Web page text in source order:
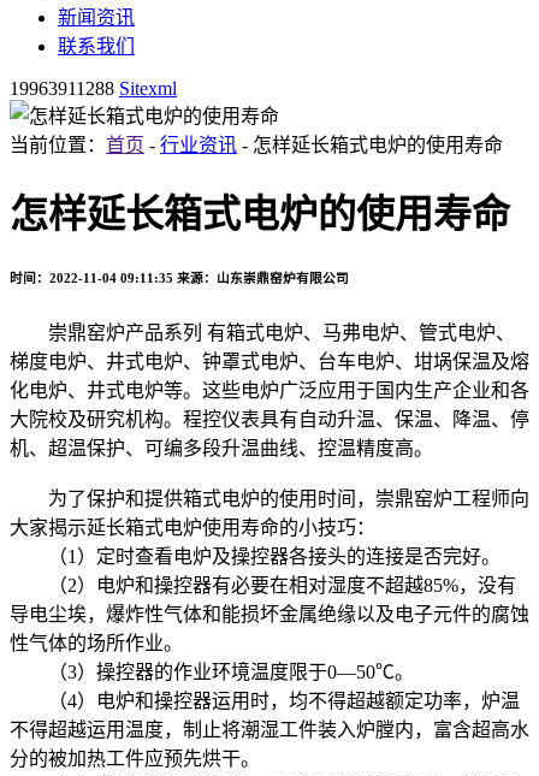
新闻资讯
联系我们
19963911288 Sitexml
当前位置： 首页 - 行业资讯 - 怎样延长箱式电炉的使用寿命
怎样延长箱式电炉的使用寿命
时间：2022-11-04 09:11:35 来源：山东崇鼎窑炉有限公司
崇鼎窑炉产品系列 有箱式电炉、马弗电炉、管式电炉、
梯度电炉、井式电炉、钟罩式电炉、台车电炉、坩埚保温及熔
化电炉、井式电炉等。这些电炉广泛应用于国内生产企业和各
大院校及研究机构。程控仪表具有自动升温、保温、降温、停
机、超温保护、可编多段升温曲线、控温精度高。
为了保护和提供箱式电炉的使用时间，崇鼎窑炉工程师向
大家揭示延长箱式电炉使用寿命的小技巧：
（1）定时查看电炉及操控器各接头的连接是否完好。
（2）电炉和操控器有必要在相对湿度不超越85%，没有
导电尘埃，爆炸性气体和能损坏金属绝缘以及电子元件的腐蚀
性气体的场所作业。
（3）操控器的作业环境温度限于0—50℃。
（4）电炉和操控器运用时，均不得超越额定功率，炉温
不得超越运用温度，制止将潮湿工件装入炉膛内，富含超高水
分的被加热工件应预先烘干。